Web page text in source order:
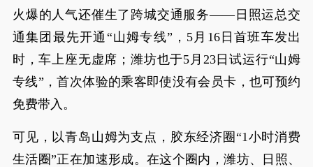
火爆的人气还催生了跨城交通服务——日照运总交
通集团最先开通“山姆专线”，5月16日首班车发出
时，车上座无虚席；潍坊也于5月23日试运行“山姆
专线”，首次体验的乘客即使没有会员卡，也可预约
免费带入。
可见，以青岛山姆为支点，胶东经济圈“1小时消费
生活圈”正在加速形成。在这个圈内，潍坊、日照、